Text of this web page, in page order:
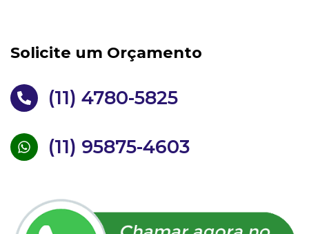
Solicite um Orçamento
(11) 4780-5825
(11) 95875-4603